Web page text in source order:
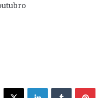
Facebook X Linkedin